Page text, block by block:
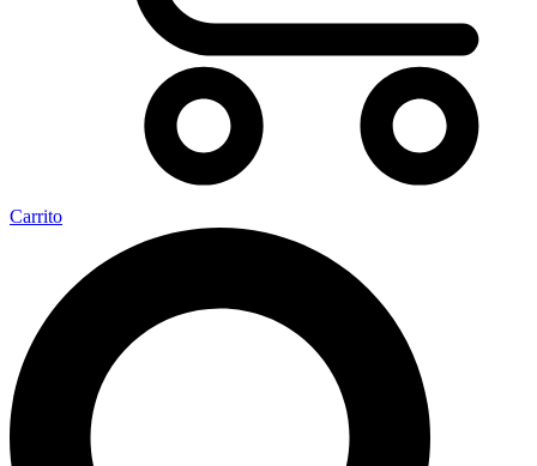
Carrito